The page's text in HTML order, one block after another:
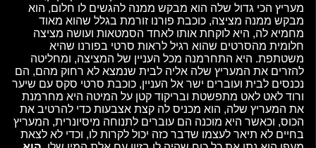
מעריץ הכי גדול שלה הוא מבקש ממנה להגשים לו חלום, הוא
מבקש ממנה מציצה, כוכבת פורנו זורמת בגלל שהוא מאוד
מחמיא לה, היא לוקחת אותו לאחד הסמטאות ועושה מציצה
חלומית מהסרטים שהוא רגיל לראות סרטי בפורנו שהיא
משטתפת. היא התחרמנה מכל העניין של המציצה, ומחליטה
להזרים את המעריץ שלה אליה לבית שנמצא לא רחוק מהם, הם
נכנסים לבית ועוברים ישר אל העניין, כוכבת סרטי סקס עם שיער
ורוד לאט לאט מתפשטת ובריקוד קטן על המיטה היא מחרמנת
את המעריץ שלה, הוא מכניס לה קצת אצבעות כדי להרטיב את
הכוס, וכאשר היא מוכנה הם עוברים לתנוחה מיסיונרית, המעריץ
בחיים לא תיאר לעצמו שדבר כזה יכול לקרות לו, וכדי לא לצאת